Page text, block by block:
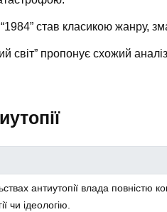
“1984” став класикою жанру,
світ” пропонує схожий
антиутопії влада повністю
чи ідеологію.